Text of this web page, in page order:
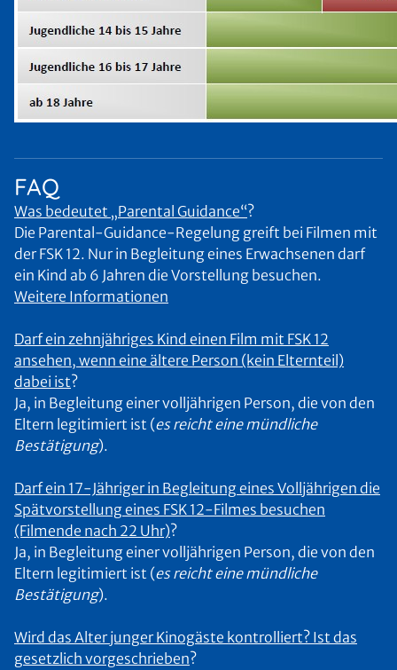
FAQ
Was bedeutet „Parental Guidance“?
Die Parental-Guidance-Regelung greift bei Filmen mit
der FSK 12. Nur in Begleitung eines Erwachsenen darf
ein Kind ab 6 Jahren die Vorstellung besuchen.
Weitere Informationen
Darf ein zehnjähriges Kind einen Film mit FSK 12
ansehen, wenn eine ältere Person (kein Elternteil)
dabei ist?
Ja, in Begleitung einer volljährigen Person, die von den
Eltern legitimiert ist (es reicht eine mündliche
Bestätigung).
Darf ein 17-Jähriger in Begleitung eines Volljährigen die
Spätvorstellung eines FSK 12-Filmes besuchen
(Filmende nach 22 Uhr)?
Ja, in Begleitung einer volljährigen Person, die von den
Eltern legitimiert ist (es reicht eine mündliche
Bestätigung).
Wird das Alter junger Kinogäste kontrolliert? Ist das
gesetzlich vorgeschrieben?